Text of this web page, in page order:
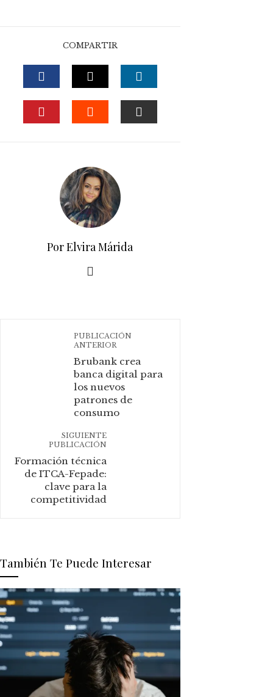
COMPARTIR
FACEBOOKTWITTERLINKEDIN
Por Elvira Márida
PUBLICACIÓN
ANTERIOR
Brubank crea
banca digital para
los nuevos
patrones de
consumo
SIGUIENTE
PUBLICACIÓN
Formación técnica
de ITCA-Fepade:
clave para la
competitividad
También Te Puede Interesar